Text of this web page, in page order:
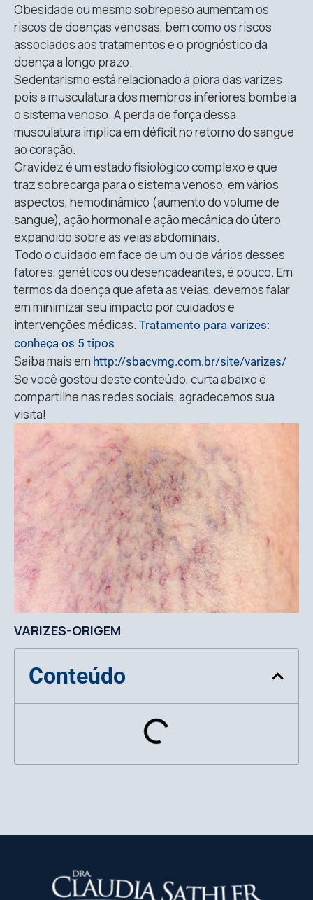
Obesidade ou mesmo sobrepeso aumentam os
riscos de doenças venosas, bem como os riscos
associados aos tratamentos e o prognóstico da
doença a longo prazo.
Sedentarismo está relacionado à piora das varizes
pois a musculatura dos membros inferiores bombeia
o sistema venoso. A perda de força dessa
musculatura implica em déficit no retorno do sangue
ao coração.
Gravidez é um estado fisiológico complexo e que
traz sobrecarga para o sistema venoso, em vários
aspectos, hemodinâmico (aumento do volume de
sangue), ação hormonal e ação mecânica do útero
expandido sobre as veias abdominais.
Todo o cuidado em face de um ou de vários desses
fatores, genéticos ou desencadeantes, é pouco. Em
termos da doença que afeta as veias, devemos falar
em minimizar seu impacto por cuidados e
intervenções médicas. Tratamento para varizes:
conheça os 5 tipos
Saiba mais em http://sbacvmg.com.br/site/varizes/
Se você gostou deste conteúdo, curta abaixo e
compartilhe nas redes sociais, agradecemos sua
visita!
VARIZES-ORIGEM
Conteúdo